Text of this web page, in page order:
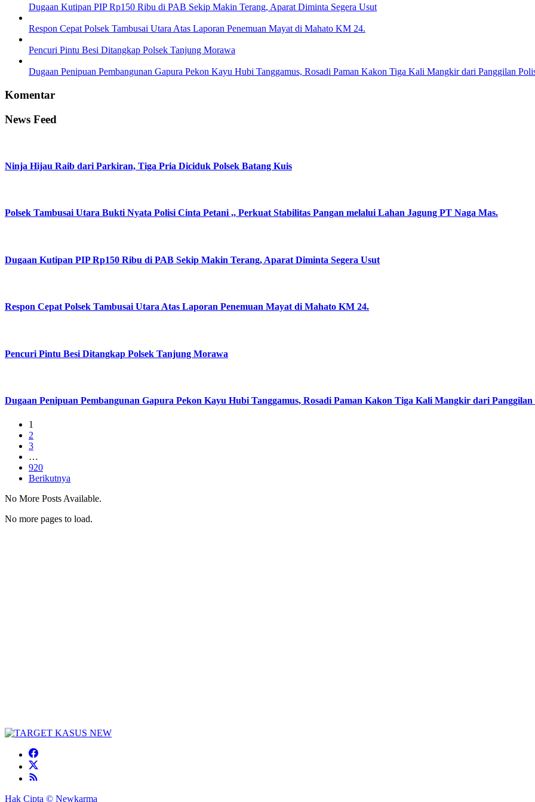
Dugaan Kutipan PIP Rp150 Ribu di PAB Sekip Makin Terang, Aparat Diminta Segera Usut
Respon Cepat Polsek Tambusai Utara Atas Laporan Penemuan Mayat di Mahato KM 24.
Pencuri Pintu Besi Ditangkap Polsek Tanjung Morawa
Dugaan Penipuan Pembangunan Gapura Pekon Kayu Hubi Tanggamus, Rosadi Paman Kakon Tiga Kali Mangkir dari Panggilan
Komentar
News Feed
Ninja Hijau Raib dari Parkiran, Tiga Pria Diciduk Polsek Batang Kuis
Polsek Tambusai Utara Bukti Nyata Polisi Cinta Petani ,, Perkuat Stabilitas Pangan melalui Lahan Jagung PT Naga Mas.
Dugaan Kutipan PIP Rp150 Ribu di PAB Sekip Makin Terang, Aparat Diminta Segera Usut
Respon Cepat Polsek Tambusai Utara Atas Laporan Penemuan Mayat di Mahato KM 24.
Pencuri Pintu Besi Ditangkap Polsek Tanjung Morawa
Dugaan Penipuan Pembangunan Gapura Pekon Kayu Hubi Tanggamus, Rosadi Paman Kakon Tiga Kali Mangkir dari Panggilan
1
2
3
…
920
Berikutnya
No More Posts Available.
No more pages to load.
Hak Cipta © Newkarma